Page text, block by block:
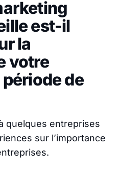
est-il
la
votre
de
quelques entreprises
sur l’importance